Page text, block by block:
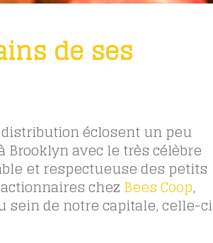
de ses
éclosent un peu
Brooklyn avec le très célèbre
et respectueuse des petits
chez Bees Coop,
sein de notre capitale, celle-ci